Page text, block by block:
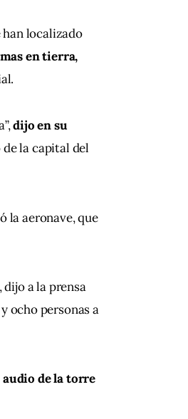
han localizado
en tierra,
dijo en su
de la capital del
la aeronave, que
a la prensa
y ocho personas a
de la torre